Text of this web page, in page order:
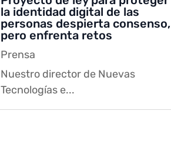
la identidad digital de las
personas despierta consenso,
pero enfrenta retos
Prensa
Nuestro director de Nuevas
Tecnologías e...